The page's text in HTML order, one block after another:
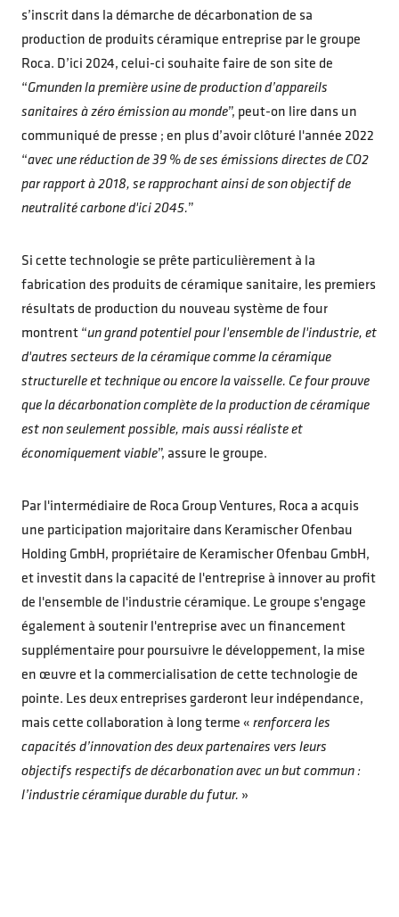
s’inscrit dans la démarche de décarbonation de sa
production de produits céramique entreprise par le groupe
Roca. D’ici 2024, celui-ci souhaite faire de son site de
“Gmunden la première usine de production d’appareils
sanitaires à zéro émission au monde”, peut-on lire dans un
communiqué de presse ; en plus d’avoir clôturé l'année 2022
“avec une réduction de 39 % de ses émissions directes de CO2
par rapport à 2018, se rapprochant ainsi de son objectif de
neutralité carbone d'ici 2045.”
Si cette technologie se prête particulièrement à la
fabrication des produits de céramique sanitaire, les premiers
résultats de production du nouveau système de four
montrent “un grand potentiel pour l'ensemble de l'industrie, et
d'autres secteurs de la céramique comme la céramique
structurelle et technique ou encore la vaisselle. Ce four prouve
que la décarbonation complète de la production de céramique
est non seulement possible, mais aussi réaliste et
économiquement viable”, assure le groupe.
Par l'intermédiaire de Roca Group Ventures, Roca a acquis
une participation majoritaire dans Keramischer Ofenbau
Holding GmbH, propriétaire de Keramischer Ofenbau GmbH,
et investit dans la capacité de l'entreprise à innover au profit
de l'ensemble de l'industrie céramique. Le groupe s'engage
également à soutenir l'entreprise avec un financement
supplémentaire pour poursuivre le développement, la mise
en œuvre et la commercialisation de cette technologie de
pointe. Les deux entreprises garderont leur indépendance,
mais cette collaboration à long terme « renforcera les
capacités d’innovation des deux partenaires vers leurs
objectifs respectifs de décarbonation avec un but commun :
l’industrie céramique durable du futur. »